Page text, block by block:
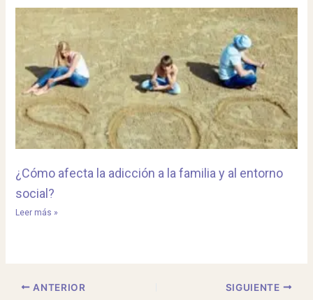
¿Cómo afecta la adicción a la familia y al entorno
social?
Leer más »
ANTERIOR SIGUIENTE